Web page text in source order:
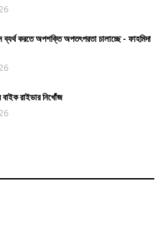
ব্যর্থ করতে অপশক্তি অপতৎপরতা চালাচ্ছে - ফাহমিদা
বাইক রাইডার নিখোঁজ